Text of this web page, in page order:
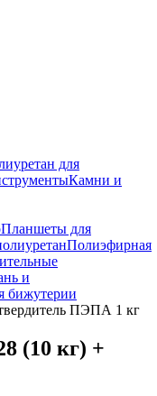
для
Камни и
Планшеты для
Полиэфирная
и
бижутерии
ПЭПА 1 кг
(10 кг) +